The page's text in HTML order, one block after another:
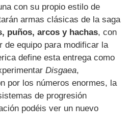
con su propio estilo de
armas clásicas de la saga
puños, arcos y hachas, con
de equipo para modificar la
define esta entrega como
Disgaea,
por los números enormes, la
de progresión
podéis ver un nuevo